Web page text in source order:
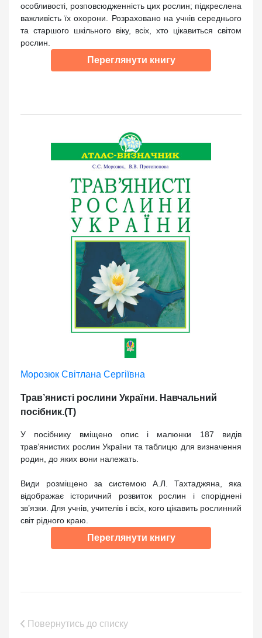
особливості, розповсюдженність цих рослин; підкреслена
важливість їх охорони. Розраховано на учнів середнього
та старшого шкільного віку, всіх, хто цікавиться світом
рослин.
Переглянути книгу
Морозюк Світлана Сергіївна
Трав’янисті рослини України. Навчальний
посібник.(Т)
У посібнику вміщено опис і малюнки 187 видів
трав’янистих рослин України та таблицю для визначення
родин, до яких вони належать.
Види розміщено за системою А.Л. Тахтаджяна, яка
відображає історичний розвиток рослин і споріднені
зв’язки. Для учнів, учителів і всіх, кого цікавить рослинний
світ рідного краю.
Переглянути книгу
Повернутись до списку